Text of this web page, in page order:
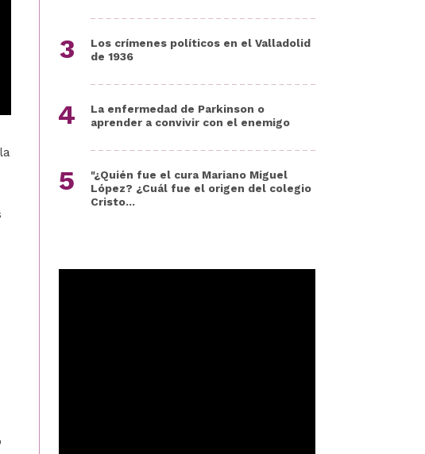
Los crímenes políticos en el Valladolid
de 1936
La enfermedad de Parkinson o
aprender a convivir con el enemigo
"¿Quién fue el cura Mariano Miguel
López? ¿Cuál fue el origen del colegio
Cristo...